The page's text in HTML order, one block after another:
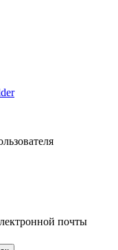
почты